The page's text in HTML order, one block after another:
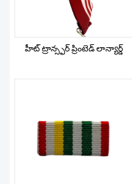
హీట్ ట్రాన్స్ఫర్ ప్రింటెడ్ లాన్యార్డ్